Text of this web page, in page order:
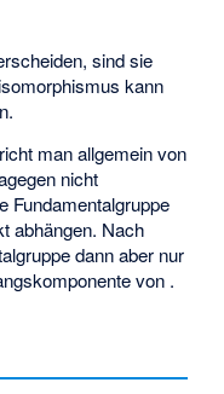
sind sie
kann
man allgemein von
nicht
Fundamentalgruppe
abhängen. Nach
dann aber nur
von .